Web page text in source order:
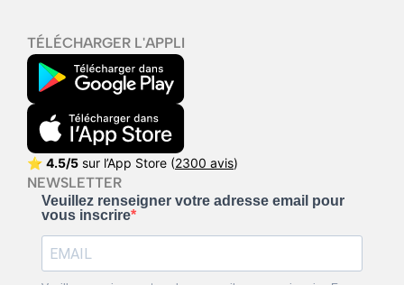
TÉLÉCHARGER L'APPLI
⭐ 4.5/5 sur l’App Store (2300 avis)
NEWSLETTER
Veuillez renseigner votre adresse email pour
vous inscrire